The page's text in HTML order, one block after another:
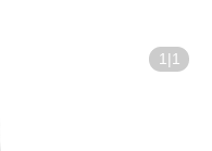
1 1